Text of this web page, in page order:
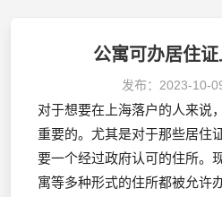
公寓可办居住
发布： 2023-10-
对于想要在上海落户的人来说
重要的。尤其是对于那些居住
要一个经过政府认可的住所。
寓等多种形式的住所都被允许